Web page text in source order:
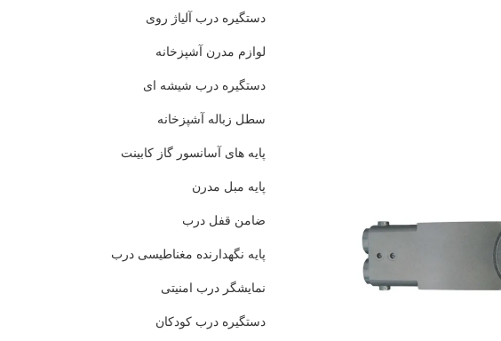
دستگیره درب آلیاژ روی
لوازم مدرن آشپزخانه
دستگیره درب شیشه ای
سطل زباله آشپزخانه
پایه های آسانسور گاز کابینت
پایه مبل مدرن
ضامن قفل درب
پایه نگهدارنده مغناطیسی درب
نمایشگر درب امنیتی
دستگیره درب کودکان